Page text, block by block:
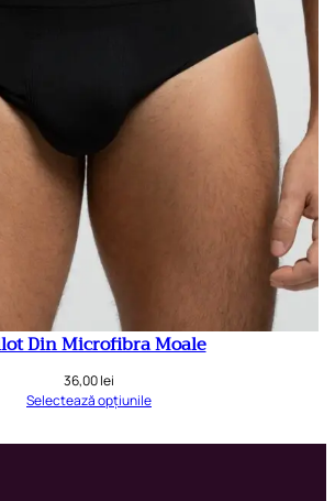
Din Microfibra Moale
36,00lei
Selectează opțiunile